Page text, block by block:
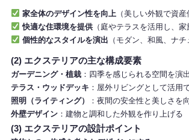
家全体のデザイン性を向上（美しい外観で資産
快適な住環境を提供（庭やテラスを活用し、家
個性的なスタイルを演出 （モダン、和風、ナ
(2) エクステリアの主な構成要素
ガーデニング・植栽 ：四季を感じられる空間を演出
テラス・ウッドデッキ ：屋外リビングとして活用
照明（ライティング）
：夜間の安全性と美しさを
外壁デザイン ：建物と調和した外観を作り上げる
(3) エクステリアの設計ポイント